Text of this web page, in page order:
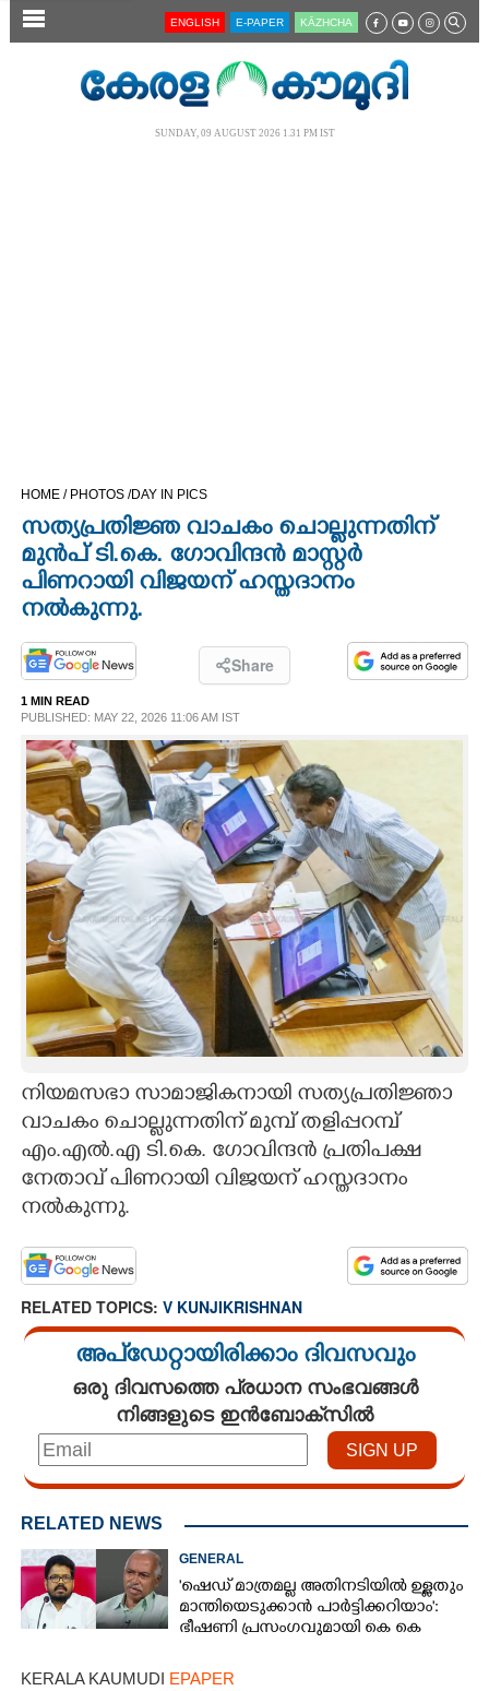
SECTIONS
OPINION
LIFESTYLE
SPIRITUAL
INFO+
ART
ASTRO
CARTOONS
ZOOM
CONTACT US
ENGLISH E-PAPER KĀZHCHA
SUNDAY, 09 AUGUST 2026 1.31 PM IST
HOME / PHOTOS /DAY IN PICS
സത്യപ്രതിജ്ഞ വാചകം ചൊല്ലുന്നതിന്
മുൻപ് ടി.കെ. ഗോവിന്ദൻ മാസ്റ്റർ
പിണറായി വിജയന് ഹസ്തദാനം
നൽകുന്നു.
Share
1 MIN READ
PUBLISHED: MAY 22, 2026 11:06 AM IST
നിയമസഭാ സാമാജികനായി സത്യപ്രതിജ്ഞാ
വാചകം ചൊല്ലുന്നതിന് മുമ്പ് തളിപ്പറമ്പ്
എം.എൽ.എ ടി.കെ. ഗോവിന്ദൻ പ്രതിപക്ഷ
നേതാവ് പിണറായി വിജയന് ഹസ്തദാനം
നൽകുന്നു.
RELATED TOPICS: V KUNJIKRISHNAN
അപ്ഡേറ്റായിരിക്കാം ദിവസവും
ഒരു ദിവസത്തെ പ്രധാന സംഭവങ്ങൾ
നിങ്ങളുടെ ഇൻബോക്സിൽ
RELATED NEWS
GENERAL
'ഷെഡ് മാത്രമല്ല അതിനടിയിൽ ഉള്ളതും
മാന്തിയെടുക്കാൻ പാർട്ടിക്കറിയാം':
ഭീഷണി പ്രസംഗവുമായി കെ കെ
KERALA KAUMUDI EPAPER